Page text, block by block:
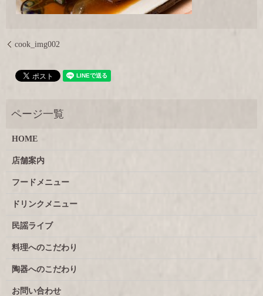
cook_img002
HOME
店舗案内
フードメニュー
ドリンクメニュー
民謡ライブ
料理へのこだわり
陶器へのこだわり
お問い合わせ